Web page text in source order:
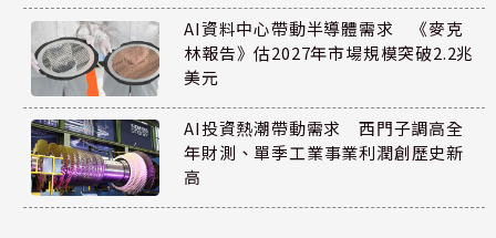
AI資料中心帶動半導體需求 《麥克
林報告》估2027年市場規模突破2.2兆
美元
AI投資熱潮帶動需求 西門子調高全
年財測、單季工業事業利潤創歷史新
高